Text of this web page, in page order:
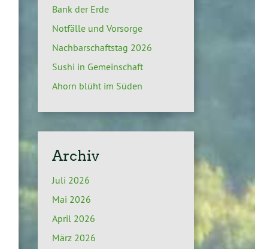
Bank der Erde
Notfälle und Vorsorge
Nachbarschaftstag 2026
Sushi in Gemeinschaft
Ahorn blüht im Süden
Archiv
Juli 2026
Mai 2026
April 2026
März 2026